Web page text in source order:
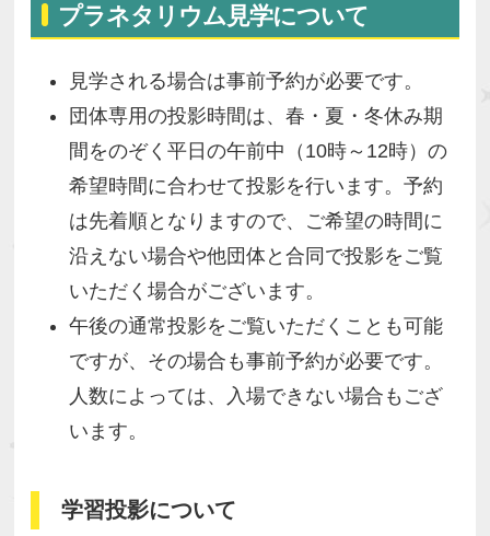
プラネタリウム見学について
見学される場合は事前予約が必要です。
団体専用の投影時間は、春・夏・冬休み期
間をのぞく平日の午前中（10時～12時）の
希望時間に合わせて投影を行います。予約
は先着順となりますので、ご希望の時間に
沿えない場合や他団体と合同で投影をご覧
いただく場合がございます。
午後の通常投影をご覧いただくことも可能
ですが、その場合も事前予約が必要です。
人数によっては、入場できない場合もござ
います。
学習投影について